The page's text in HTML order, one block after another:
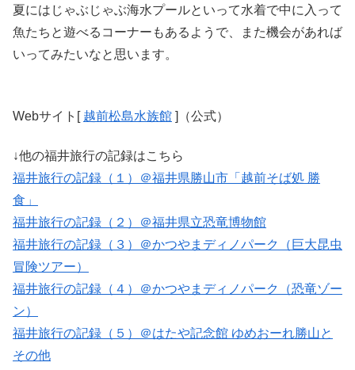
夏にはじゃぶじゃぶ海水プールといって水着で中に入って
魚たちと遊べるコーナーもあるようで、また機会があれば
いってみたいなと思います。
Webサイト[ 越前松島水族館 ]（公式）
↓他の福井旅行の記録はこちら
福井旅行の記録（１）＠福井県勝山市「越前そば処 勝
食」
福井旅行の記録（２）＠福井県立恐竜博物館
福井旅行の記録（３）＠かつやまディノパーク（巨大昆虫
冒険ツアー）
福井旅行の記録（４）＠かつやまディノパーク（恐竜ゾー
ン）
福井旅行の記録（５）＠はたや記念館 ゆめおーれ勝山と
その他